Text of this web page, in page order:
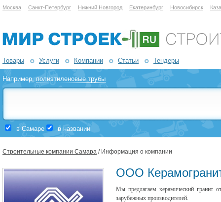
Москва Санкт-Петербург Нижний Новгород Екатеринбург Новосибирск
Товары Услуги Компании Статьи Тендеры
Например,полиэтиленовые трубы
в Самаре в названии
Строительные компании Самара / Информация о компании
ООО
Мы предлагаем керамический гранит
зарубежных производителей.